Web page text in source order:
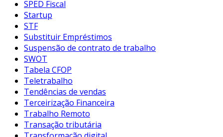
SPED Fiscal
Startup
STF
Substituir Empréstimos
Suspensão de contrato de trabalho
SWOT
Tabela CFOP
Teletrabalho
Tendências de vendas
Terceirização Financeira
Trabalho Remoto
Transação tributária